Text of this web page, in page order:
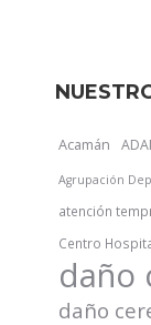
Acamán
Agrupación
atención
Centro
daño
daño